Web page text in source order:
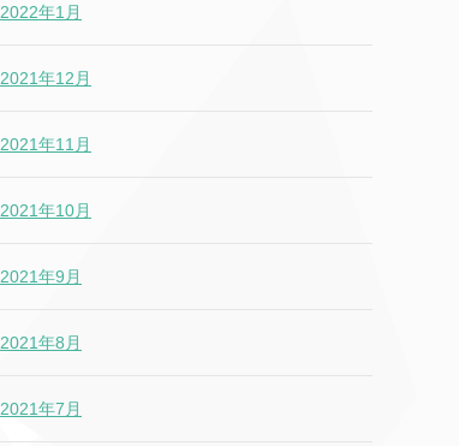
2022年1月
2021年12月
2021年11月
2021年10月
2021年9月
2021年8月
2021年7月